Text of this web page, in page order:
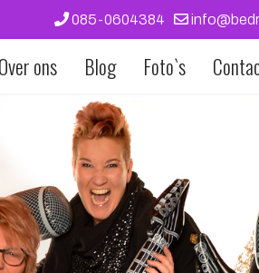
085-0604384
Over ons Blog Foto`s